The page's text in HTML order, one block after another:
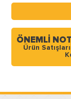
ÖNEMLİ
Ürün